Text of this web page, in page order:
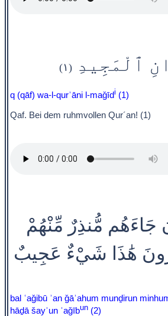
ٱلْمَجِيدِ (١)
q (qāf) wa-l-qurʾāni l-maǧīdi (1)
Qaf. Bei dem ruhmvollen Qur´an! (1)
جَاءَهُم مُّنذِرٌ مِّنْهُمْ
هَٰذَا شَيْءٌ عَجِيبٌ
bal ʿaǧibū ʾan ǧāʾahum munḏirun
hāḏā šayʾun ʿaǧībun (2)